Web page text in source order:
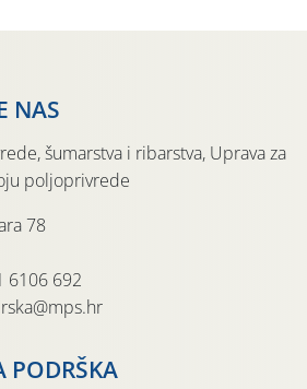
NAS
šumarstva i ribarstva, Uprava za
poljoprivrede
78
6106 692
PODRŠKA